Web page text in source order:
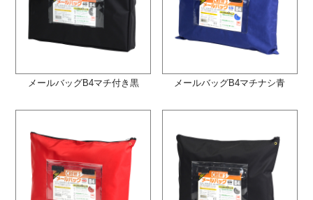
メールバッグB4マチ付き黒 メールバッグB4マチナシ青